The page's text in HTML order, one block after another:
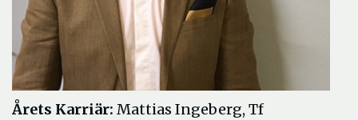
Årets Karriär: Mattias Ingeberg, Tf